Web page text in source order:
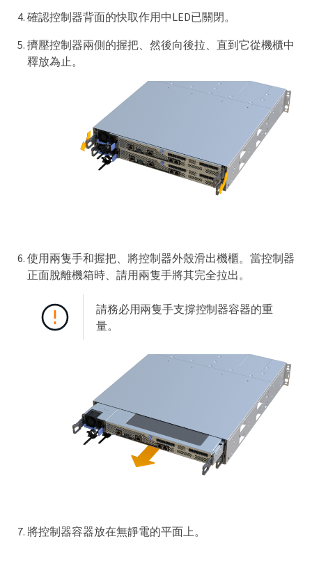
確認控制器背面的快取作用中LED已關閉。
擠壓控制器兩側的握把、然後向後拉、直到它從機櫃中
釋放為止。
使用兩隻手和握把、將控制器外殼滑出機櫃。當控制器
正面脫離機箱時、請用兩隻手將其完全拉出。
請務必用兩隻手支撐控制器容器的重
量。
將控制器容器放在無靜電的平面上。